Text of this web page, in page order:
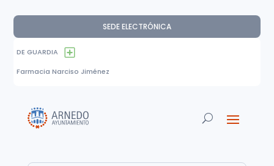
SEDE ELECTRÓNICA
DE GUARDIA
Farmacia Narciso Jiménez